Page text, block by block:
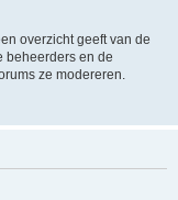
overzicht geeft van de
beheerders en de
ze modereren.